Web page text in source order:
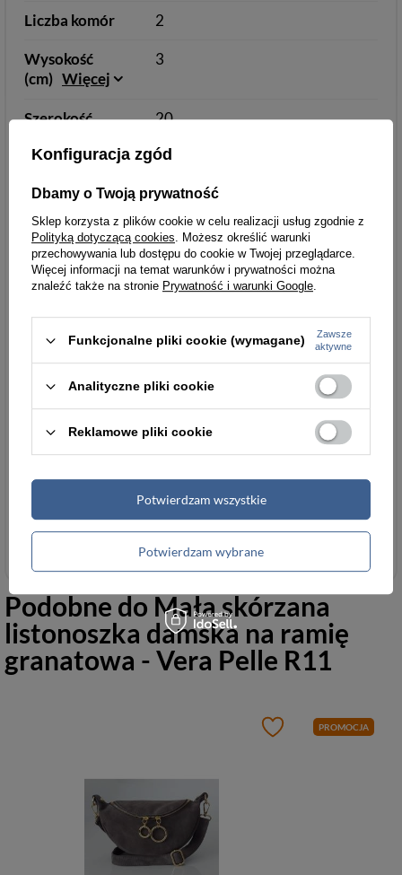
Liczba komór 2
Wysokość
(cm) Więcej
3
Szerokość
20
Kolory 10
Głębokość [cm] 22
Parametry
bezpieczeństwa
Parametry bezpieczeństwa
Podmiot odpowiedzialny
za ten produkt na terenie
importEU Więcej
Akcesoria i dodatki odzieżowe
Podobne doMała skórzana
listonoszka damska na ramię
granatowa - Vera Pelle R11
PROMOCJA
Konfiguracja zgód
Dbamy o Twoją prywatność
Sklep korzysta z plików cookie w celu realizacji usług zgodnie z
Polityką dotyczącą cookies. Możesz określić warunki
przechowywania lub dostępu do cookie w Twojej przeglądarce.
Więcej informacji na temat warunków i prywatności można
znaleźć także na stronie Prywatność i warunki Google.
Funkcjonalne pliki cookie (wymagane)
Zawsze
aktywne
Analityczne pliki cookie
Reklamowe pliki cookie
Potwierdzam wybrane
Potwierdzam wszystkie